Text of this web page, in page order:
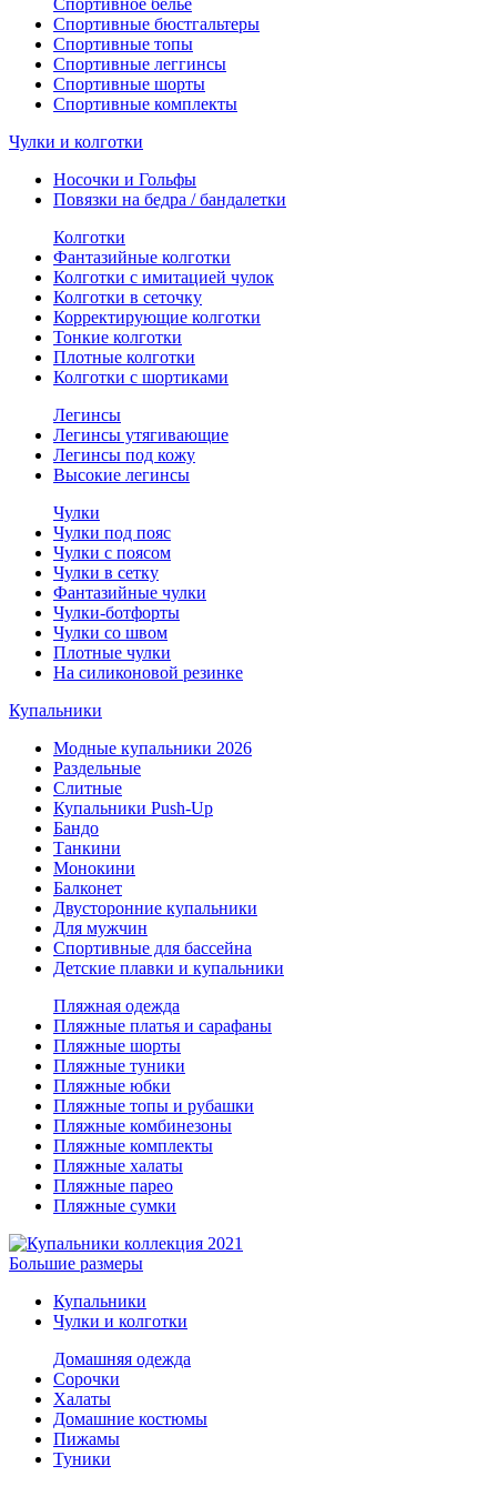
Спортивное белье
Спортивные бюстгальтеры
Спортивные топы
Спортивные леггинсы
Спортивные шорты
Спортивные комплекты
Чулки и колготки
Носочки и Гольфы
Повязки на бедра / бандалетки
Колготки
Фантазийные колготки
Колготки с имитацией чулок
Колготки в сеточку
Корректирующие колготки
Тонкие колготки
Плотные колготки
Колготки с шортиками
Легинсы
Легинсы утягивающие
Легинсы под кожу
Высокие легинсы
Чулки
Чулки под пояс
Чулки с поясом
Чулки в сетку
Фантазийные чулки
Чулки-ботфорты
Чулки со швом
Плотные чулки
На силиконовой резинке
Купальники
Модные купальники 2026
Раздельные
Слитные
Купальники Push-Up
Бандо
Танкини
Монокини
Балконет
Двусторонние купальники
Для мужчин
Спортивные для бассейна
Детские плавки и купальники
Пляжная одежда
Пляжные платья и сарафаны
Пляжные шорты
Пляжные туники
Пляжные юбки
Пляжные топы и рубашки
Пляжные комбинезоны
Пляжные комплекты
Пляжные халаты
Пляжные парео
Пляжные сумки
Большие размеры
Купальники
Чулки и колготки
Домашняя одежда
Сорочки
Халаты
Домашние костюмы
Пижамы
Туники